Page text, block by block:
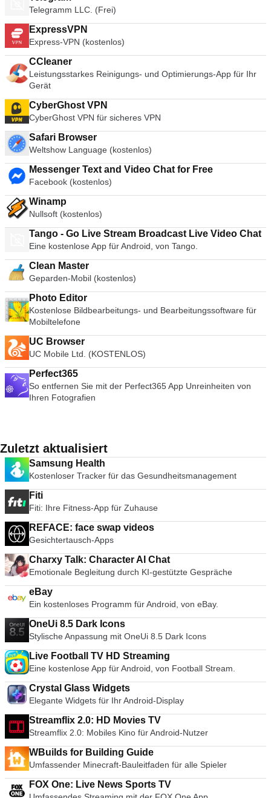
Telegramm LLC. (Frei)
ExpressVPN
Express-VPN (kostenlos)
CCleaner
Leistungsstarkes Reinigungs- und Optimierungs-App für Ihr
Gerät
CyberGhost VPN
CyberGhost VPN für sicheres VPN
Safari Browser
Weltshow Language (kostenlos)
Messenger Text and Video Chat for Free
Facebook (kostenlos)
Winamp
Nullsoft (kostenlos)
Tango - Go Live Stream Broadcast Live Video Chat
Eine kostenlose App für Android, von Tango.
Clean Master
Geparden-Mobil (kostenlos)
Photo Editor
Kostenlose Bildbearbeitungs- und Bearbeitungssoftware für
Mobiltelefone
UC Browser
UC Mobile Ltd. (KOSTENLOS)
Perfect365
So entfernen Sie mit der Perfect365 App Unreinheiten von
Ihren Fotografien
Zuletzt aktualisiert
Samsung Health
Kostenloser Tracker für das Gesundheitsmanagement
Fiti
Fiti: Ihre Fitness-App für Zuhause
REFACE: face swap videos
Gesichtertausch-Apps
Charxy Talk: Character AI Chat
Emotionale Begleitung durch KI-gestützte Gespräche
eBay
Ein kostenloses Programm für Android, von eBay.
OneUi 8.5 Dark Icons
Stylische Anpassung mit OneUi 8.5 Dark Icons
Live Football TV HD Streaming
Eine kostenlose App für Android, von Football Stream.
Crystal Glass Widgets
Elegante Widgets für Ihr Android-Display
Streamflix 2.0: HD Movies TV
Streamflix 2.0: Mobiles Kino für Android-Nutzer
WBuilds for Building Guide
Umfassender Minecraft-Bauleitfaden für alle Spieler
FOX One: Live News Sports TV